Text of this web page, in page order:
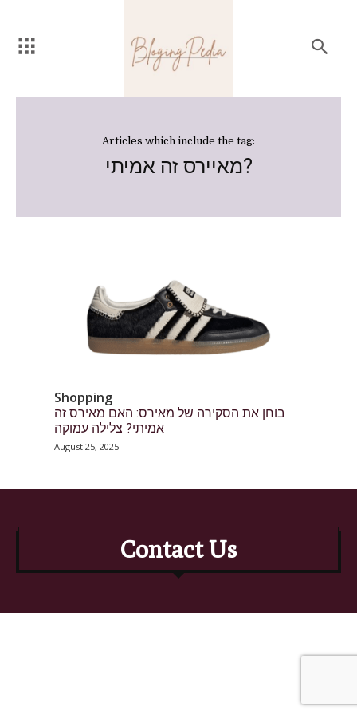
Articles which include the tag:
מאיירס זה אמיתי?
Shopping
בוחן את הסקירה של מאירס: האם מאירס זה
אמיתי? צלילה עמוקה
August 25, 2025
Contact Us